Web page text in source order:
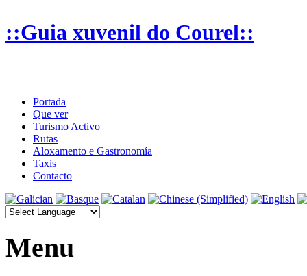
::Guia xuvenil do Courel::
Portada
Que ver
Turismo Activo
Rutas
Aloxamento e Gastronomía
Taxis
Contacto
Menu